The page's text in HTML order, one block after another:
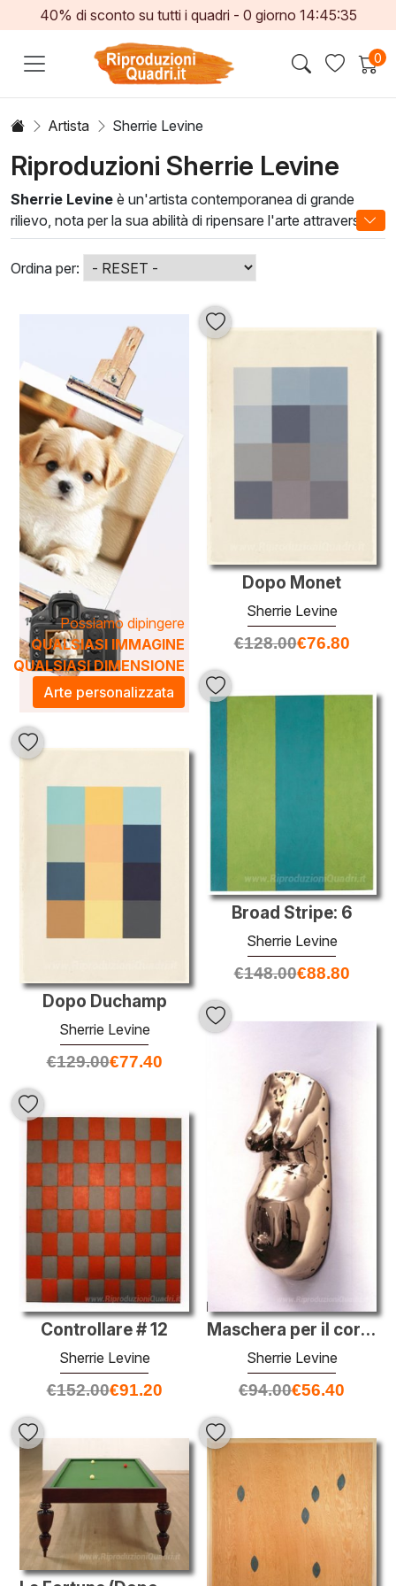
40% di sconto su tutti i quadri - 0 giorno 14:45:35
0
Artista Sherrie Levine
Riproduzioni Sherrie Levine
Sherrie Levine è un'artista contemporanea di grande
rilievo, nota per la sua abilità di ripensare l'arte attraverso
una lente critica. Le sue opere in olio rivisitano i classici,
creando un dialogo tra il passato e il presente. Ogni pittura
è una riflessione sulla natura della rappresentazione e
dell'originalità, invitando l'osservatore a esplorare nuovi
Le tecniche utilizzate da Levine si caratterizzano per una
maestria nell'uso del colore e nella composizione, offrendo
pezzi che non solo abbelliscono gli spazi, ma li
trasformano in veri e propri spazi di riflessione. Scegliere
un'opera diSherrie Levine
ambiente con un tocco di eleganza e stimolare
conversazioni sull’arte e la sua evoluzione.
Ordina per:
Possiamo dipingere
QUALSIASI IMMAGINE
QUALSIASI DIMENSIONE
Arte personalizzata
Dopo Monet
Sherrie Levine
€128.00€76.80
Broad Stripe: 6
Sherrie Levine
€148.00€88.80
Dopo Duchamp
Sherrie Levine
€129.00€77.40
Maschera per il corpo
Sherrie Levine
€94.00€56.40
Controllare # 12
Sherrie Levine
€152.00€91.20